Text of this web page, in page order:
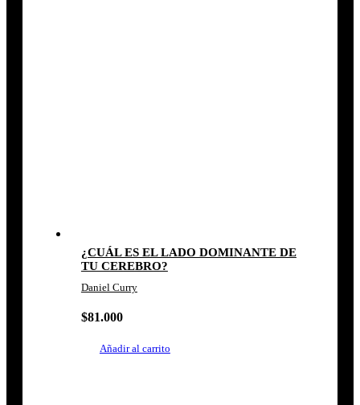
¿CUÁL ES EL LADO DOMINANTE DE
TU CEREBRO?
Daniel Curry
$81.000
Añadir al carrito